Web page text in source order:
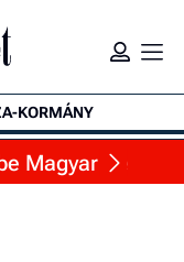
KORMÁNY
Magyar Péter